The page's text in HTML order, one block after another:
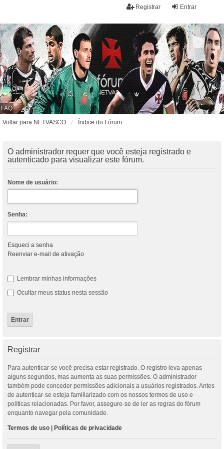
Entrar
Registrar
FAQ
Voltar para NETVASCO
Índice do Fórum
O administrador requer que você esteja registrado e
autenticado para visualizar este fórum.
Nome de usuário:
Senha:
Esqueci a senha
Reenviar e-mail de ativação
Lembrar minhas informações
Ocultar meus status nesta sessão
Registrar
Para autenticar-se você precisa estar registrado. O registro leva apenas
alguns segundos, mas aumenta as suas permissões. O administrador
também pode conceder permissões adicionais a usuários registrados. Antes
de autenticar-se esteja familiarizado com os nossos termos de uso e
políticas relacionadas. Por favor, assegure-se de ler as regras do fórum
enquanto navegar pela comunidade.
Termos de uso Políticas de privacidade